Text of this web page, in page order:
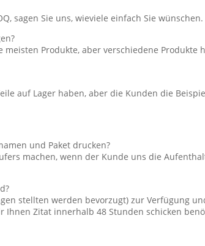
sagen Sie uns, wieviele einfach Sie wünschen.
Produkte, aber verschiedene
auf Lager haben, aber die Kunden die
und Paket drucken?
machen, wenn der Kunde uns die
stellten werden bevorzugt) zur Verfügung
Zitat innerhalb 48 Stunden schicken